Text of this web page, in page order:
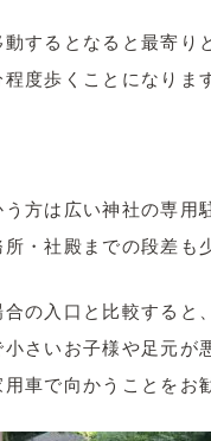
動するとなると最寄り
度歩くことになりま
方は広い神社の専用
・社殿までの段差も
の入口と比較すると
さいお子様や足元が
車で向かうことをお